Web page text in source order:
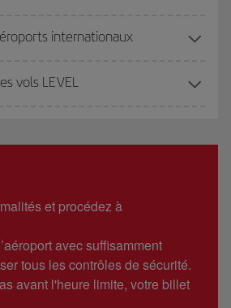
internationaux
vols LEVEL
et procédez à
avec suffisamment
tous les contrôles de sécurité.
avant l'heure limite, votre billet